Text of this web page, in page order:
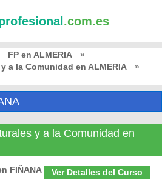
.com.es
FP en ALMERIA
»
a la Comunidad en ALMERIA
»
y a la Comunidad en
Ver Detalles del Curso
FIÑANA